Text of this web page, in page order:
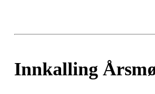
Innkalling